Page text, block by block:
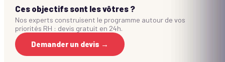
Ces objectifs sont les vôtres ?
Nos experts construisent le programme autour de vos
priorités RH : devis gratuit en 24h.
Demander un devis →